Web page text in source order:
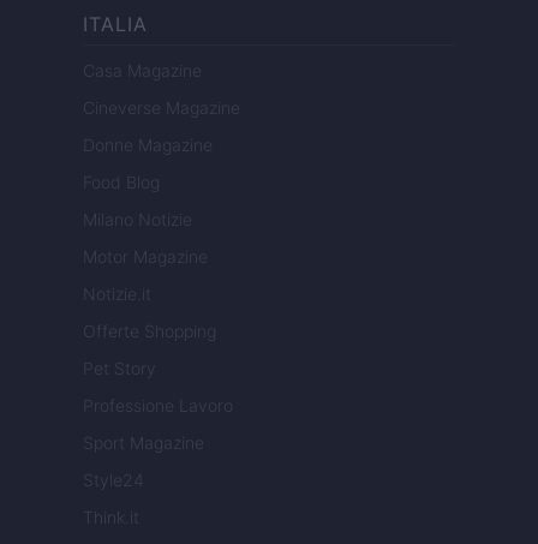
ITALIA
Casa Magazine
Cineverse Magazine
Donne Magazine
Food Blog
Milano Notizie
Motor Magazine
Notizie.it
Offerte Shopping
Pet Story
Professione Lavoro
Sport Magazine
Style24
Think.it